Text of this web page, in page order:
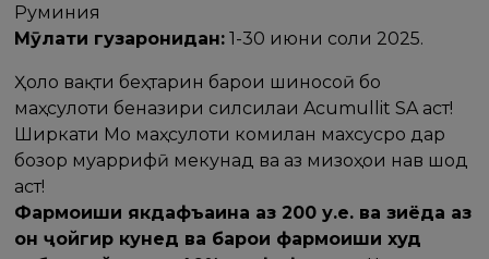
Руминия
Мӯҳлати гузаронидан: 1-30 июни соли 2025.
Ҳоло вақти беҳтарин барои шиносоӣ бо
маҳсулоти беназири силсилаи Acumullit SA аст!
Ширкати Мо маҳсулоти комилан махсусро дар
бозор муаррифӣ мекунад ва аз мизоҷҳои нав шод
аст!
Фармоиши якдафъаина аз 200 у.e. ва зиёда аз
он ҷойгир кунед ва барои фармоиши худ